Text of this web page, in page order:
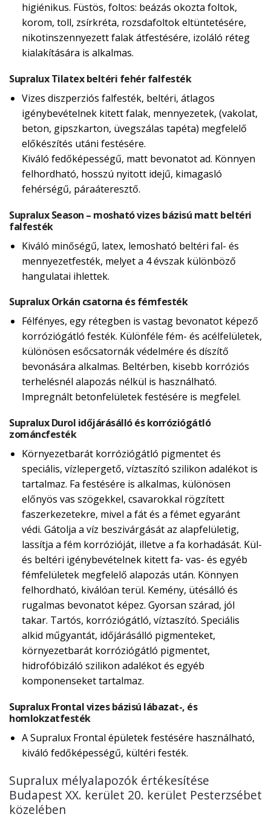
higiénikus. Füstös, foltos: beázás okozta foltok,
korom, toll, zsírkréta, rozsdafoltok eltüntetésére,
nikotinszennyezett falak átfestésére, izoláló réteg
kialakítására is alkalmas.
Supralux Tilatex beltéri fehér falfesték
Vizes diszperziós falfesték, beltéri, átlagos
igénybevételnek kitett falak, mennyezetek, (vakolat,
beton, gipszkarton, üvegszálas tapéta) megfelelő
előkészítés utáni festésére.
Kiváló fedőképességű, matt bevonatot ad. Könnyen
felhordható, hosszú nyitott idejű, kimagasló
fehérségű, páraáteresztő.
Supralux Season – mosható vizes bázisú matt beltéri
falfesték
Kiváló minőségű, latex, lemosható beltéri fal- és
mennyezetfesték, melyet a 4 évszak különböző
hangulatai ihlettek.
Supralux Orkán csatorna és fémfesték
Félfényes, egy rétegben is vastag bevonatot képező
korróziógátló festék. Különféle fém- és acélfelületek,
különösen esőcsatornák védelmére és díszítő
bevonására alkalmas. Beltérben, kisebb korróziós
terhelésnél alapozás nélkül is használható.
Impregnált betonfelületek festésére is megfelel.
Supralux Durol időjárásálló és korróziógátló
zománcfesték
Környezetbarát korróziógátló pigmentet és
speciális, vízlepergető, víztaszító szilikon adalékot is
tartalmaz. Fa festésére is alkalmas, különösen
előnyös vas szögekkel, csavarokkal rögzített
faszerkezetekre, mivel a fát és a fémet egyaránt
védi. Gátolja a víz beszivárgását az alapfelületig,
lassítja a fém korrózióját, illetve a fa korhadását. Kül-
és beltéri igénybevételnek kitett fa- vas- és egyéb
fémfelületek megfelelő alapozás után. Könnyen
felhordható, kiválóan terül. Kemény, ütésálló és
rugalmas bevonatot képez. Gyorsan szárad, jól
takar. Tartós, korróziógátló, víztaszító. Speciális
alkid műgyantát, időjárásálló pigmenteket,
környezetbarát korróziógátló pigmentet,
hidrofóbizáló szilikon adalékot és egyéb
komponenseket tartalmaz.
Supralux Frontal vizes bázisú lábazat-, és
homlokzatfesték
A Supralux Frontal épületek festésére használható,
kiváló fedőképességű, kültéri festék.
Supralux mélyalapozók értékesítése
Budapest XX. kerület 20. kerület Pesterzsébet
közelében